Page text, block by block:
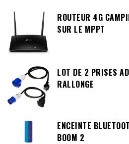
ROUTEUR 4G
SUR LE MPPT
LOT DE 2 PRISES
RALLONGE
ENCEINTE
BOOM 2